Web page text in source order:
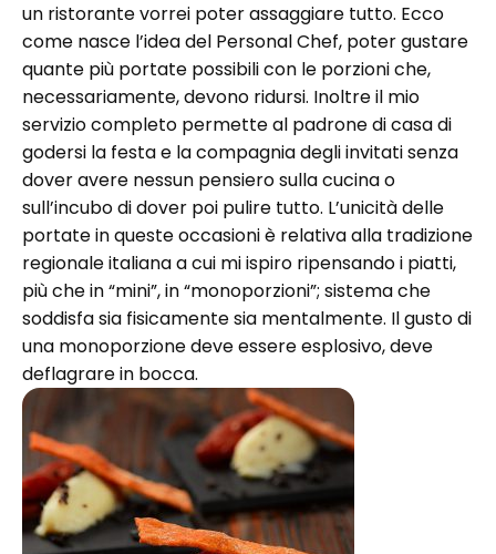
un ristorante vorrei poter assaggiare tutto. Ecco
come nasce l’idea del Personal Chef, poter gustare
quante più portate possibili con le porzioni che,
necessariamente, devono ridursi. Inoltre il mio
servizio completo permette al padrone di casa di
godersi la festa e la compagnia degli invitati senza
dover avere nessun pensiero sulla cucina o
sull’incubo di dover poi pulire tutto. L’unicità delle
portate in queste occasioni è relativa alla tradizione
regionale italiana a cui mi ispiro ripensando i piatti,
più che in “mini”, in “monoporzioni”; sistema che
soddisfa sia fisicamente sia mentalmente. Il gusto di
una monoporzione deve essere esplosivo, deve
deflagrare in bocca.